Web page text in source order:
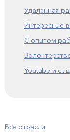
Удаленная
Интересные
С опытом
Youtube и
Все отрасли